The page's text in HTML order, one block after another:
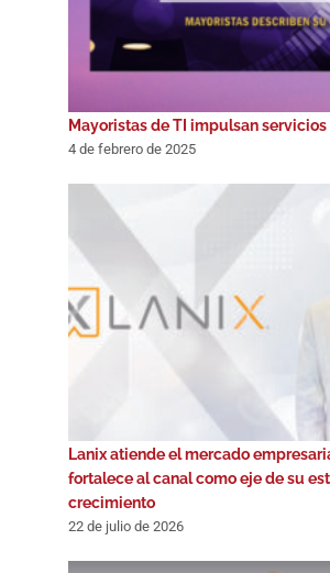
Mayoristas de TI impulsan
4 de febrero de 2025
Lanix atiende el mercado
fortalece al canal como eje de su
crecimiento
22 de julio de 2026